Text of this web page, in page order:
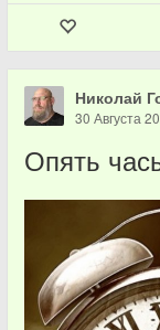
Николай
30 Августа
Опять